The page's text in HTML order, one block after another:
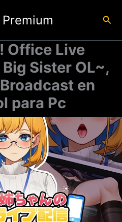
Office Live
Sister OL~,
en
para Pc